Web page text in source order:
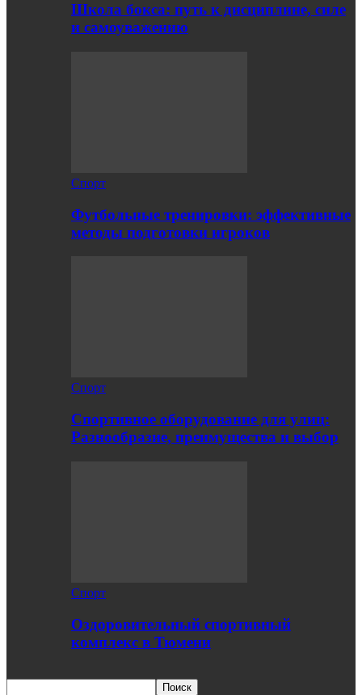
Школа бокса: путь к дисциплине, силе
и самоуважению
Спорт
Футбольные тренировки: эффективные
методы подготовки игроков
Спорт
Спортивное оборудование для улиц:
Разнообразие, преимущества и выбор
Спорт
Оздоровительный спортивный
комплекс в Тюмени